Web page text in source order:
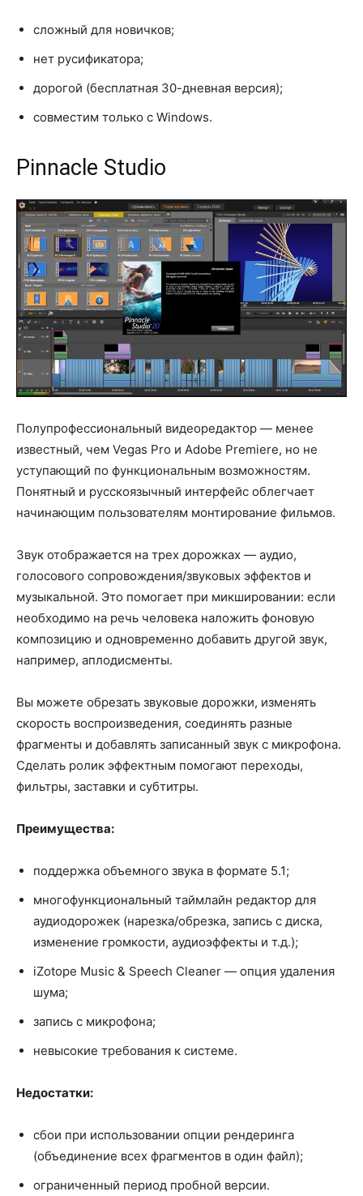
сложный для новичков;
нет русификатора;
дорогой (бесплатная 30-дневная версия);
совместим только с Windows.
Pinnacle Studio
Полупрофессиональный видеоредактор — менее
известный, чем Vegas Pro и Adobe Premiere, но не
уступающий по функциональным возможностям.
Понятный и русскоязычный интерфейс облегчает
начинающим пользователям монтирование фильмов.
Звук отображается на трех дорожках — аудио,
голосового сопровождения/звуковых эффектов и
музыкальной. Это помогает при микшировании: если
необходимо на речь человека наложить фоновую
композицию и одновременно добавить другой звук,
например, аплодисменты.
Вы можете обрезать звуковые дорожки, изменять
скорость воспроизведения, соединять разные
фрагменты и добавлять записанный звук с микрофона.
Сделать ролик эффектным помогают переходы,
фильтры, заставки и субтитры.
Преимущества:
поддержка объемного звука в формате 5.1;
многофункциональный таймлайн редактор для
аудиодорожек (нарезка/обрезка, запись с диска,
изменение громкости, аудиоэффекты и т.д.);
iZotope Music & Speech Cleaner — опция удаления
шума;
запись с микрофона;
невысокие требования к системе.
Недостатки:
сбои при использовании опции рендеринга
(объединение всех фрагментов в один файл);
ограниченный период пробной версии.